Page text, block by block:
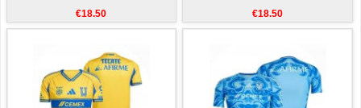
€18.50 €18.50